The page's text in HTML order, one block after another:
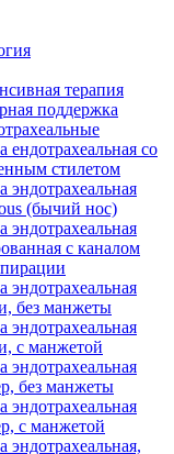
терапия
поддержка
ендотрахеальная со
стилетом
эндотрахеальная
(бычий нос)
эндотрахеальная
с каналом
эндотрахеальная
без манжеты
эндотрахеальная
с манжетой
эндотрахеальная
без манжеты
эндотрахеальная
с манжетой
эндотрахеальная,